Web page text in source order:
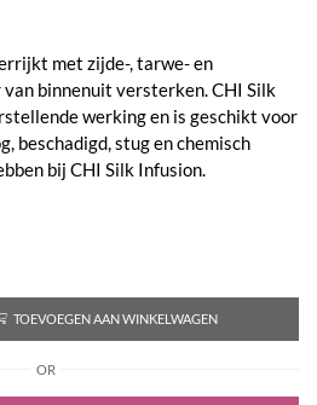
met zijde-, tarwe- en
binnenuit versterken. CHI Silk
werking en is geschikt voor
beschadigd, stug en chemisch
bij CHI Silk Infusion.
TOEVOEGEN AAN WINKELWAGEN
OR